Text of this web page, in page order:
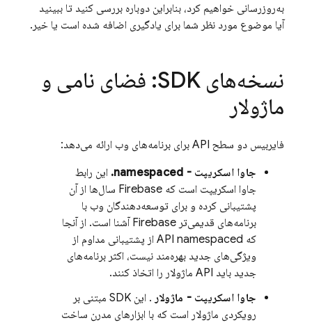
به‌روزرسانی خواهیم کرد، بنابراین دوباره بررسی کنید تا ببینید
آیا موضوع مورد نظر شما برای یادگیری اضافه شده است یا خیر.
نسخه‌های SDK: فضای نامی و
ماژولار
فایربیس دو سطح API برای برنامه‌های وب ارائه می‌دهد:
جاوا اسکریپت - namespaced.
این رابط
جاوا اسکریپت است که Firebase سال‌ها از آن
پشتیبانی کرده و برای توسعه‌دهندگان وب با
برنامه‌های قدیمی‌تر Firebase آشنا است. از آنجا
که API namespaced از پشتیبانی مداوم از
ویژگی‌های جدید بهره‌مند نیست، اکثر برنامه‌های
جدید باید API ماژولار را اتخاذ کنند.
جاوا اسکریپت - ماژولار
. این SDK مبتنی بر
رویکردی ماژولار است که با ابزارهای مدرن ساخت